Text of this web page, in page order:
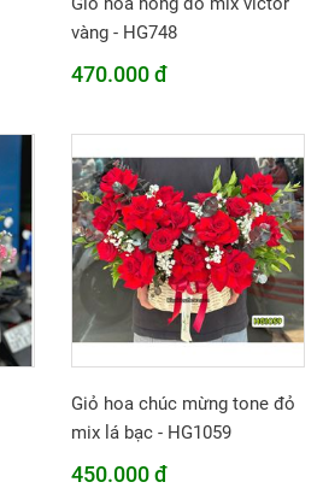
vàng - HG748
470.000 đ
Giỏ hoa chúc mừng tone đỏ
mix lá bạc - HG1059
450.000 đ